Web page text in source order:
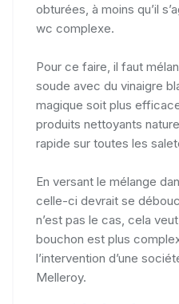
obturées, à moins qu’il
wc complexe.
Pour ce faire, il faut
soude avec du vinaigre
magique soit plus
produits nettoyants
rapide sur toutes les
En versant le mélange
celle-ci devrait se
n’est pas le cas, cela
bouchon est plus
l’intervention d’une
Melleroy.